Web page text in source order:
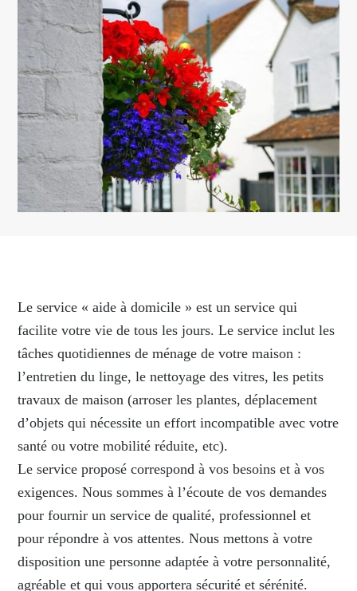
Le service « aide à domicile » est un service qui
facilite votre vie de tous les jours. Le service inclut les
tâches quotidiennes de ménage de votre maison :
l’entretien du linge, le nettoyage des vitres, les petits
travaux de maison (arroser les plantes, déplacement
d’objets qui nécessite un effort incompatible avec votre
santé ou votre mobilité réduite, etc).
Le service proposé correspond à vos besoins et à vos
exigences. Nous sommes à l’écoute de vos demandes
pour fournir un service de qualité, professionnel et
pour répondre à vos attentes. Nous mettons à votre
disposition une personne adaptée à votre personnalité,
agréable et qui vous apportera sécurité et sérénité.